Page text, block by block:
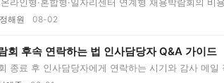
해원 08-02
회 후속 연락하는 법 인사담당자 Q&A 가이드
종료 후 인사담당자에게 연락하는 시기와 감사 메